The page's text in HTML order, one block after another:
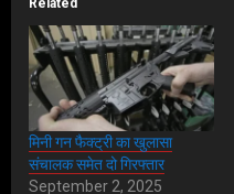
मिनी गन फैक्ट्री का खुलासा
संचालक समेत दो गिरफ्तार
September 2, 2025